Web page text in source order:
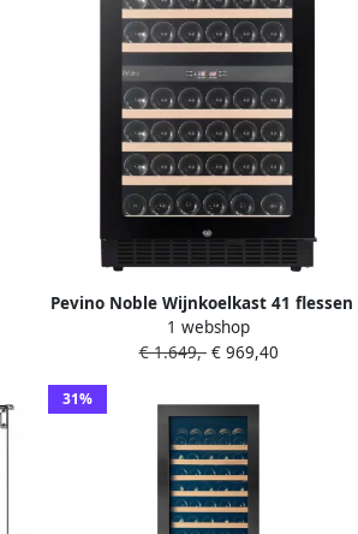
Pevino Noble Wijnkoelkast 41 flessen
zones Zwart glazen front
1 webshop
€ 1.649,-€ 969,40
31%